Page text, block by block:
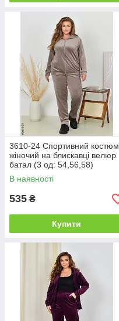
3610-24 Спортивний костюм
жіночий на блискавці велюр
батал (3 од: 54,56,58)
В наявності
535 ₴
Купити